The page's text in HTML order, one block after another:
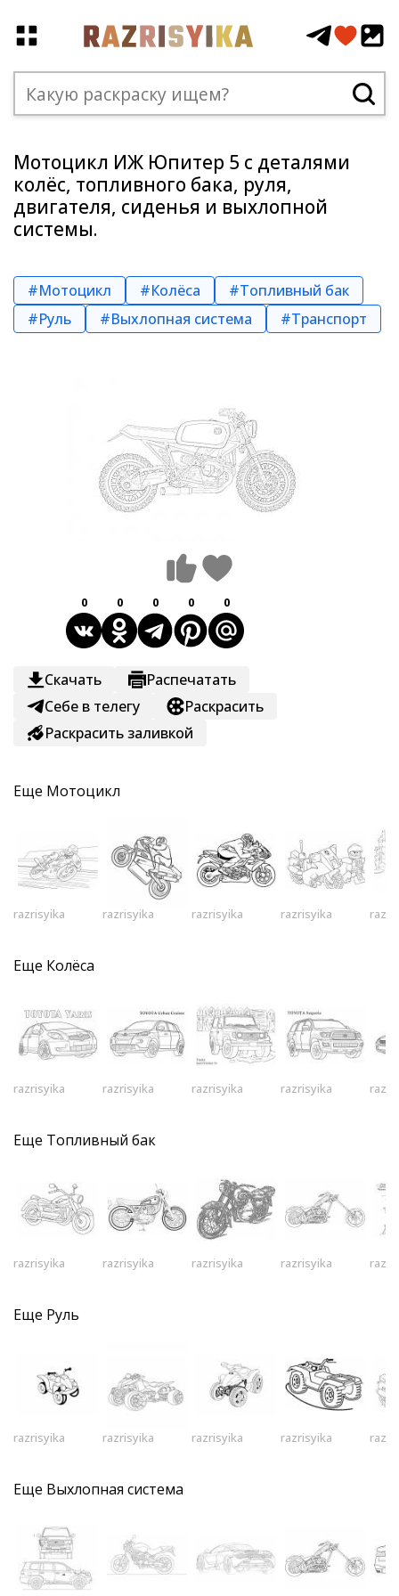
Мотоцикл ИЖ Юпитер 5 с деталями
колёс, топливного бака, руля,
двигателя, сиденья и выхлопной
системы.
#Мотоцикл #Колёса
#Топливный бак
#Руль
#Выхлопная система #Транспорт
0 0 0 0 0
Скачать
Распечатать
Себе в телегу
Раскрасить
Раскрасить заливкой
Еще Мотоцикл
razrisyika razrisyika razrisyika razrisyika
Еще Колёса
razrisyika razrisyika razrisyika razrisyika
Еще Топливный бак
razrisyika razrisyika razrisyika razrisyika
Еще Руль
razrisyika razrisyika razrisyika razrisyika
Еще Выхлопная система